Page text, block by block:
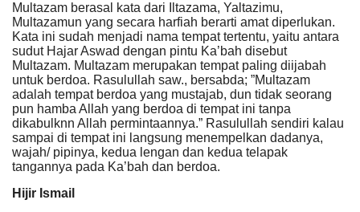
Multazam berasal kata dari Iltazama, Yaltazimu,
Multazamun yang secara harfiah berarti amat diperlukan.
Kata ini sudah menjadi nama tempat tertentu, yaitu antara
sudut Hajar Aswad dengan pintu Ka’bah disebut
Multazam. Multazam merupakan tempat paling diijabah
untuk berdoa. Rasulullah saw., bersabda; ”Multazam
adalah tempat berdoa yang mustajab, dun tidak seorang
pun hamba Allah yang berdoa di tempat ini tanpa
dikabulknn Allah permintaannya.” Rasulullah sendiri kalau
sampai di tempat ini langsung menempelkan dadanya,
wajah/ pipinya, kedua lengan dan kedua telapak
tangannya pada Ka’bah dan berdoa.
Hijir Ismail